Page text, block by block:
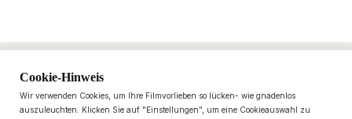
Cookie-Hinweis
Wir verwenden Cookies, um Ihre Filmvorlieben so lücken- wie gnadenlos
auszuleuchten. Klicken Sie auf "Einstellungen", um eine Cookieauswahl zu